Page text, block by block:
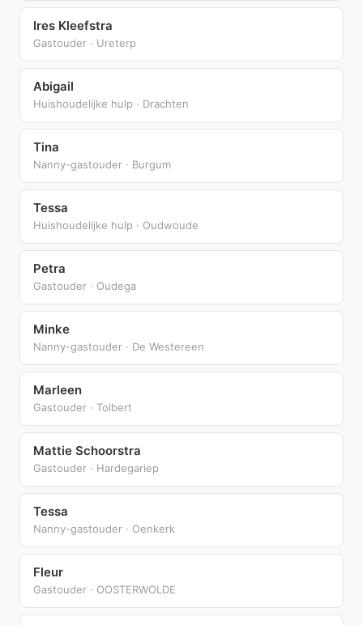
Ires Kleefstra
Gastouder · Ureterp
Abigail
Huishoudelijke hulp · Drachten
Tina
Nanny-gastouder · Burgum
Tessa
Huishoudelijke hulp · Oudwoude
Petra
Gastouder · Oudega
Minke
Nanny-gastouder · De Westereen
Marleen
Gastouder · Tolbert
Mattie Schoorstra
Gastouder · Hardegariep
Tessa
Nanny-gastouder · Oenkerk
Fleur
Gastouder · OOSTERWOLDE